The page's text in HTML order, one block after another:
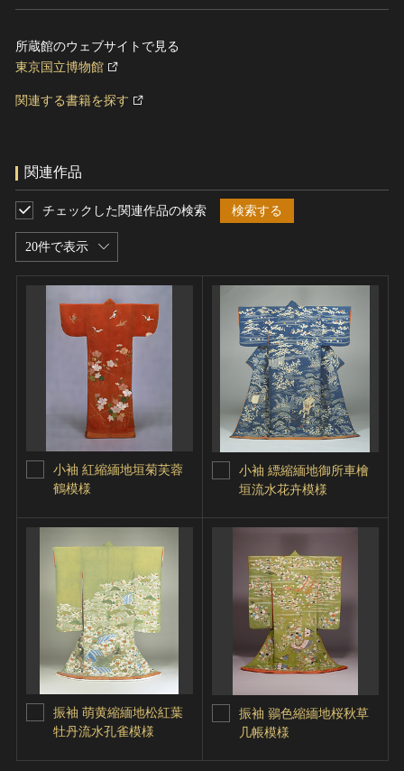
所蔵館のウェブサイトで見る
東京国立博物館
関連する書籍を探す
関連作品
20件で表示
チェックした関連作品の検索 検索する
小袖 紅縮緬地垣菊芙蓉
鶴模様
小袖 縹縮緬地御所車檜
垣流水花卉模様
振袖 萌黄縮緬地松紅葉
牡丹流水孔雀模様
振袖 鶸色縮緬地桜秋草
几帳模様